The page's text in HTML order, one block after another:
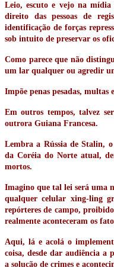
Leio, escuto e vejo na
direito das pessoas de
identificação de forças
sob intuito de preservar os
Como parece que não
um lar qualquer ou agredir
Impõe penas pesadas, multas
Em outros tempos, talvez
outrora Guiana Francesa.
Lembra a Rússia de Stalin,
da Coréia do Norte atual,
mortos.
Imagino que tal lei será uma
qualquer celular xing-ling
repórteres de campo,
realmente aconteceram os
Aqui, lá e acolá o
coisa, desde dar audiência a
a solução de crimes e